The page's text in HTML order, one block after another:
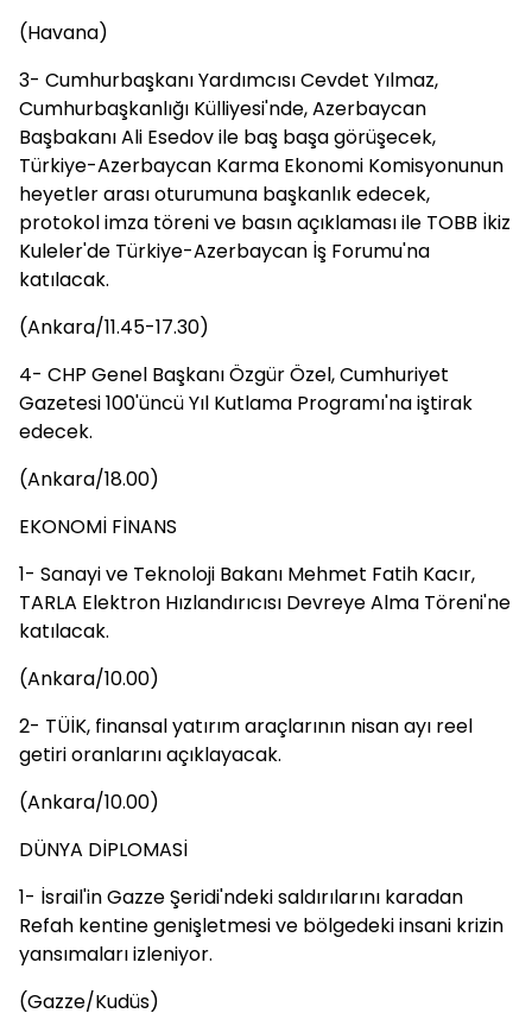
(Havana)
3- Cumhurbaşkanı Yardımcısı Cevdet Yılmaz,
Cumhurbaşkanlığı Külliyesi'nde, Azerbaycan
Başbakanı Ali Esedov ile baş başa görüşecek,
Türkiye-Azerbaycan Karma Ekonomi Komisyonunun
heyetler arası oturumuna başkanlık edecek,
protokol imza töreni ve basın açıklaması ile TOBB İkiz
Kuleler'de Türkiye-Azerbaycan İş Forumu'na
katılacak.
(Ankara/11.45-17.30)
4- CHP Genel Başkanı Özgür Özel, Cumhuriyet
Gazetesi 100'üncü Yıl Kutlama Programı'na iştirak
edecek.
(Ankara/18.00)
EKONOMİ FİNANS
1- Sanayi ve Teknoloji Bakanı Mehmet Fatih Kacır,
TARLA Elektron Hızlandırıcısı Devreye Alma Töreni'ne
katılacak.
(Ankara/10.00)
2- TÜİK, finansal yatırım araçlarının nisan ayı reel
getiri oranlarını açıklayacak.
(Ankara/10.00)
DÜNYA DİPLOMASİ
1- İsrail'in Gazze Şeridi'ndeki saldırılarını karadan
Refah kentine genişletmesi ve bölgedeki insani krizin
yansımaları izleniyor.
(Gazze/Kudüs)